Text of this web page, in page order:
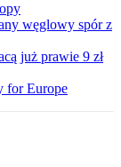
węglowy spór z
już prawie 9 zł
for Europe